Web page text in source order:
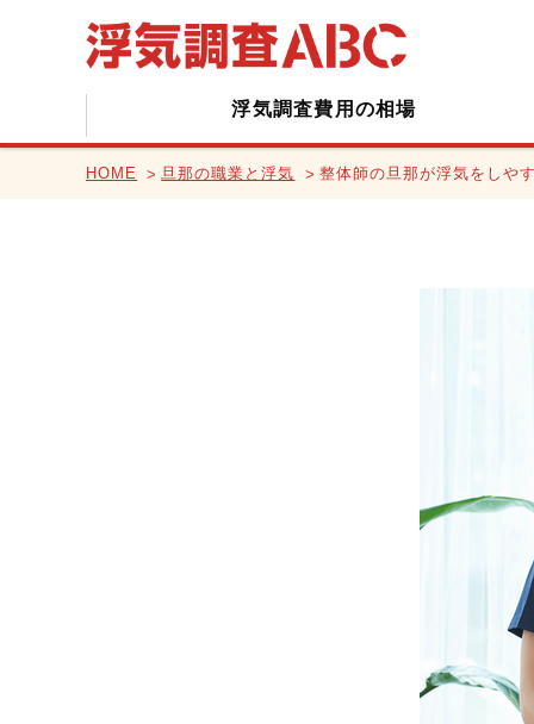
浮気調査費用の相場
HOME 旦那の職業と浮気 整体師の旦那が浮気をしや